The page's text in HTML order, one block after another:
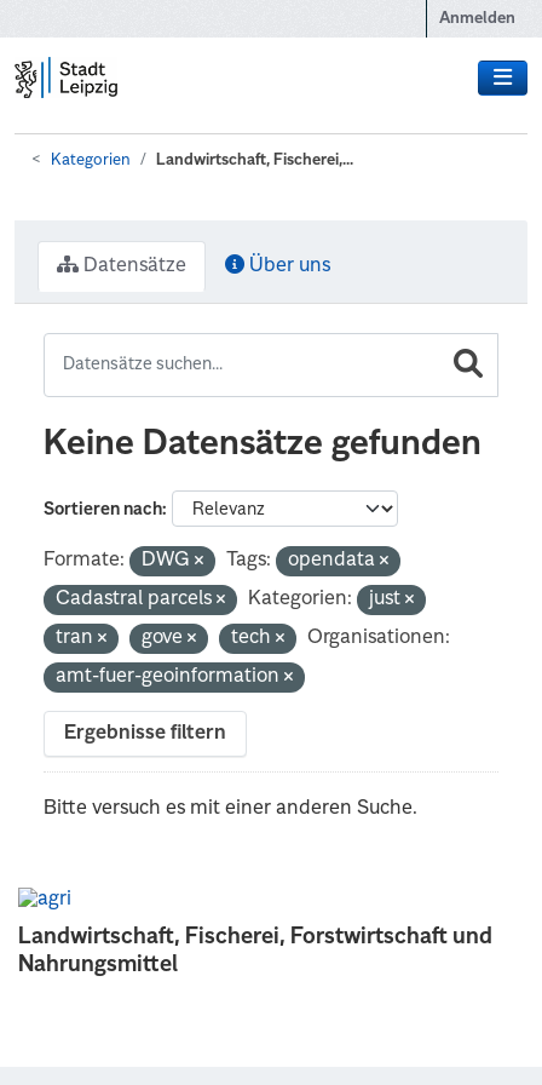
Anmelden
Kategorien Landwirtschaft, Fischerei,...
Landwirtschaft, Fischerei, Forstwirtschaft und
Nahrungsmittel
Datensätze Über uns
Keine Datensätze gefunden
Sortieren nach
Formate: DWG Tags:
opendata
Cadastral parcels
Kategorien:
just
tran
gove tech
Organisationen:
amt-fuer-geoinformation
Ergebnisse filtern
Bitte versuch es mit einer anderen Suche.